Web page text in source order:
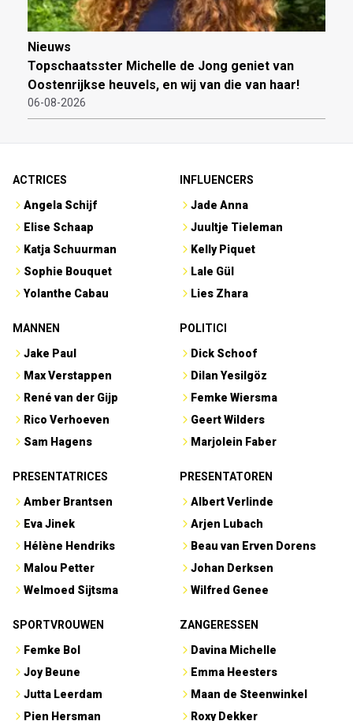
Nieuws
Topschaatsster Michelle de Jong geniet van
Oostenrijkse heuvels, en wij van die van haar!
06-08-2026
ACTRICES
Angela Schijf
Elise Schaap
Katja Schuurman
Sophie Bouquet
Yolanthe Cabau
INFLUENCERS
Jade Anna
Juultje Tieleman
Kelly Piquet
Lale Gül
Lies Zhara
MANNEN
Jake Paul
Max Verstappen
René van der Gijp
Rico Verhoeven
Sam Hagens
POLITICI
Dick Schoof
Dilan Yesilgöz
Femke Wiersma
Geert Wilders
Marjolein Faber
PRESENTATRICES
Amber Brantsen
Eva Jinek
Hélène Hendriks
Malou Petter
Welmoed Sijtsma
PRESENTATOREN
Albert Verlinde
Arjen Lubach
Beau van Erven Dorens
Johan Derksen
Wilfred Genee
SPORTVROUWEN
Femke Bol
Joy Beune
Jutta Leerdam
Pien Hersman
ZANGERESSEN
Davina Michelle
Emma Heesters
Maan de Steenwinkel
Roxy Dekker